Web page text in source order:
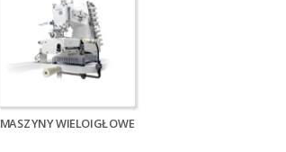
MASZYNY WIELOIGŁOWE